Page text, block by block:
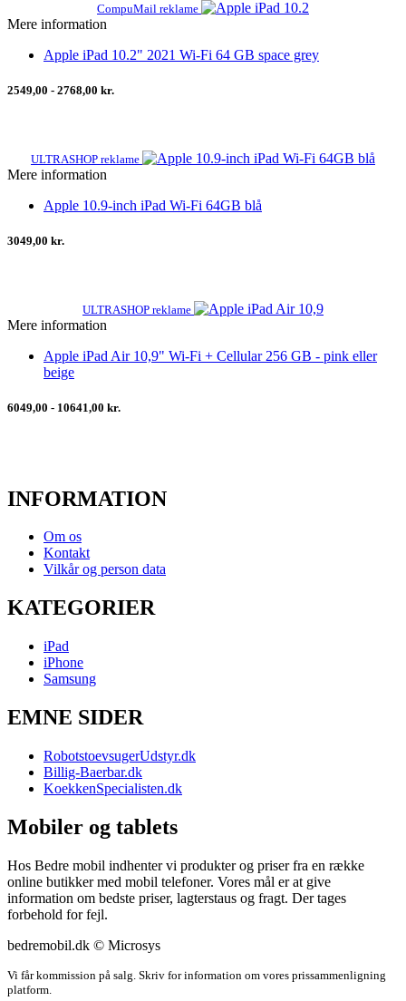
CompuMail reklame
Mere information
Apple iPad 10.2" 2021 Wi-Fi 64 GB space grey
2549,00 - 2768,00 kr.
ULTRASHOP reklame
Mere information
Apple 10.9-inch iPad Wi-Fi 64GB blå
3049,00 kr.
ULTRASHOP reklame
Mere information
Apple iPad Air 10,9" Wi-Fi + Cellular 256 GB - pink eller
beige
6049,00 - 10641,00 kr.
INFORMATION
Om os
Kontakt
Vilkår og person data
KATEGORIER
iPad
iPhone
Samsung
EMNE SIDER
RobotstoevsugerUdstyr.dk
Billig-Baerbar.dk
KoekkenSpecialisten.dk
Mobiler og tablets
Hos Bedre mobil indhenter vi produkter og priser fra en række
online butikker med mobil telefoner. Vores mål er at give
information om bedste priser, lagterstaus og fragt. Der tages
forbehold for fejl.
bedremobil.dk © Microsys
Vi får kommission på salg. Skriv for information om vores prissammenligning
platform.